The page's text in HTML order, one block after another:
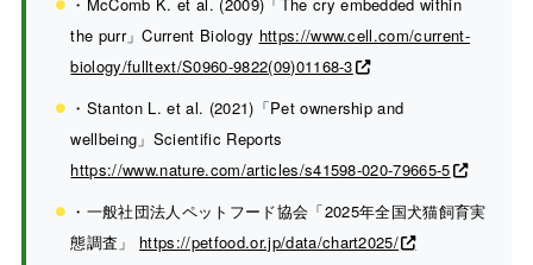
the purr」Current Biology https://www.cell.com/current-
biology/fulltext/S0960-9822(09)01168-3
・Stanton L. et al. (2021)「Pet ownership and
wellbeing」Scientific Reports
https://www.nature.com/articles/s41598-020-79665-5
・一般社団法人ペットフード協会「2025年全国犬猫飼育実
態調査」 https://petfood.or.jp/data/chart2025/